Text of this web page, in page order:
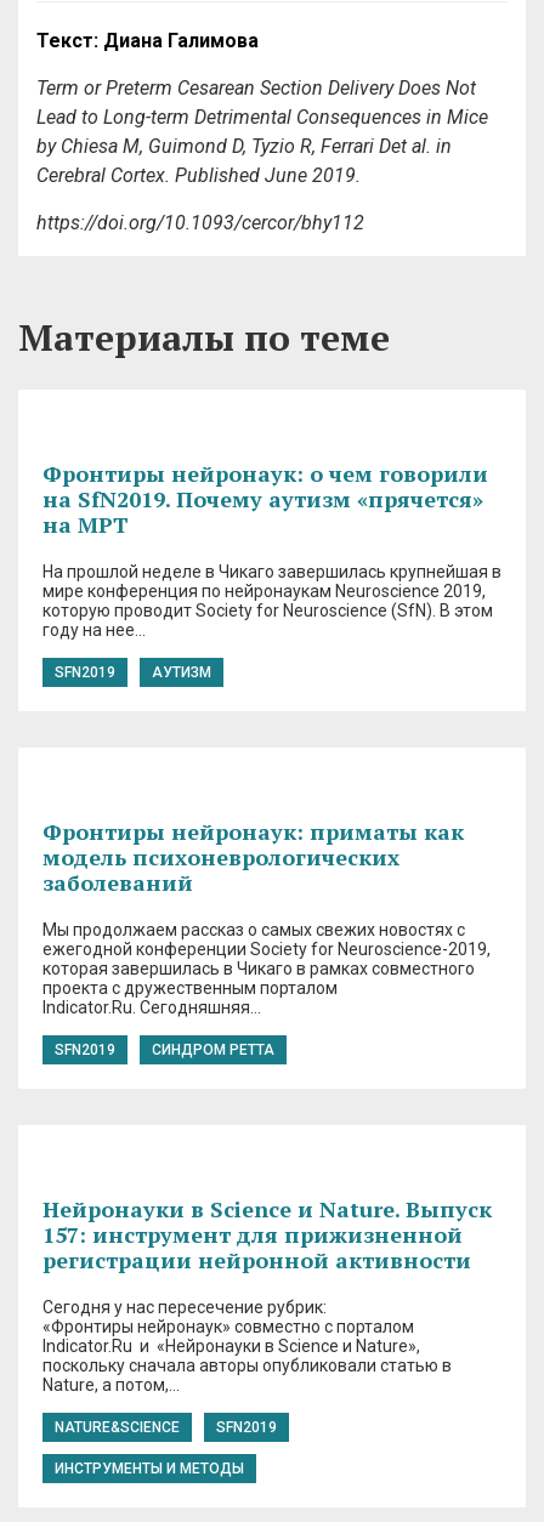
Текст: Диана Галимова
Term or Preterm Cesarean Section Delivery Does Not
Lead to Long-term Detrimental Consequences in Mice
by Chiesa M, Guimond D, Tyzio R, Ferrari Det al. in
Cerebral Cortex. Published June 2019.
https://doi.org/10.1093/cercor/bhy112
Материалы по теме
Фронтиры нейронаук: о чем говорили
на SfN2019. Почему аутизм «прячется»
на МРТ
На прошлой неделе в Чикаго завершилась крупнейшая в
мире конференция по нейронаукам Neuroscience 2019,
которую проводит Society for Neuroscience (SfN). В этом
году на нее…
SFN2019 АУТИЗМ
Фронтиры нейронаук: приматы как
модель психоневрологических
заболеваний
Мы продолжаем рассказ о самых свежих новостях с
ежегодной конференции Society for Neuroscience-2019,
которая завершилась в Чикаго в рамках совместного
проекта с дружественным порталом
Indicator.Ru. Сегодняшняя…
SFN2019 СИНДРОМ РЕТТА
Нейронауки в Science и Nature. Выпуск
157: инструмент для прижизненной
регистрации нейронной активности
Сегодня у нас пересечение рубрик:
«Фронтиры нейронаук» совместно с порталом
Indicator.Ru и «Нейронауки в Science и Nature»,
поскольку сначала авторы опубликовали статью в
Nature, а потом,…
NATURE&SCIENCE SFN2019
ИНСТРУМЕНТЫ И МЕТОДЫ